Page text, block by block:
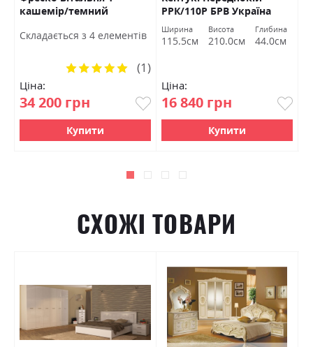
кашемір/темний
Cкладається з 4 елементів
Ціна:
34 200 грн
Рейтинг:
(1)
Купити
РРК/110Р БРВ Україна
Ширина
115.5см
Висота
210.0см
Глибина
44.0см
Ціна:
16 840 грн
Купити
СХОЖІ ТОВАРИ